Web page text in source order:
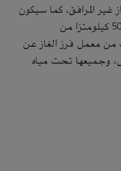
المرافق، كما سيكون
هناك تمديدات يصل طولها إلى 50 كيلومترًا من
من معمل فرز الغاز عن
المعمل، وجميعها تحت مياه